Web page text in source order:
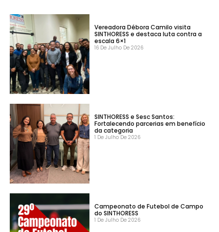
Vereadora Débora Camilo visita
SINTHORESS e destaca luta contra a
escala 6×1
16 De Julho De 2026
SINTHORESS e Sesc Santos:
Fortalecendo parcerias em benefício
da categoria
1 De Julho De 2026
Campeonato de Futebol de Campo
do SINTHORESS
1 De Julho De 2026